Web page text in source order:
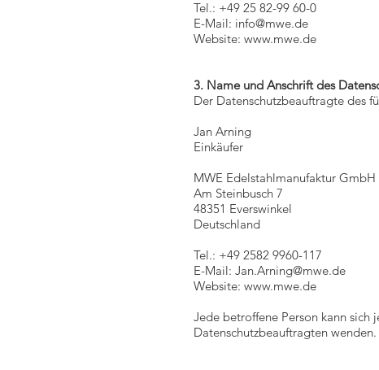
Tel.: +49 25 82-99 60-0
E-Mail: info@mwe.de
Website: www.mwe.de
3. Name und Anschrift des
Der Datenschutzbeauftragte des
Jan Arning
Einkäufer
MWE Edelstahlmanufaktur GmbH
Am Steinbusch 7
48351 Everswinkel
Deutschland
Tel.: +49 2582 9960-117
E-Mail: Jan.Arning@mwe.de
Website: www.mwe.de
Jede betroffene Person kann sich
Datenschutzbeauftragten wenden.